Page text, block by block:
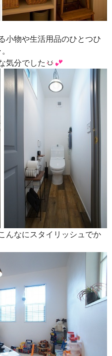
小物や生活用品のひとつひ
気分でした
んなにスタイリッシュでか